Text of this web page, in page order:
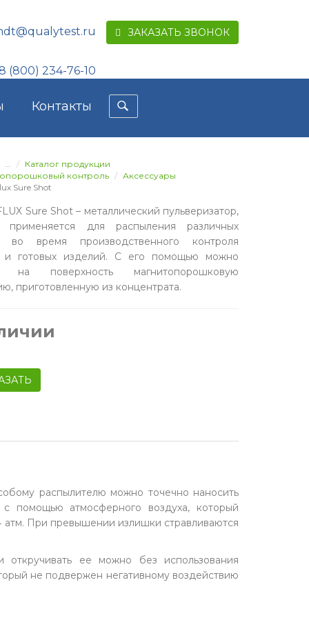
ЗАКАЗАТЬ ЗВОНОК
(800) 234-76-10
Контакты
...
Каталог продукции
контроль
Аксессуары
Sure Shot
Sure Shot – металлический пульверизатор,
применяется для распыления различных
во время производственного контроля
и готовых изделий. С его помощью можно
на поверхность магнитопорошковую
приготовленную из концентрата.
распылителю можно точечно наносить
помощью атмосферного воздуха, который
атм. При превышении излишки стравливаются
ее можно без использования
не подвержен негативному воздействию